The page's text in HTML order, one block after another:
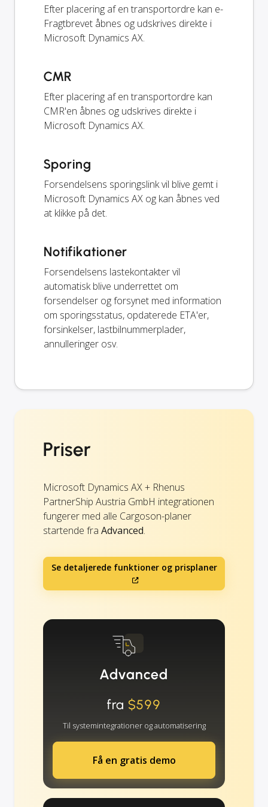
Efter placering af en transportordre kan e-
Fragtbrevet åbnes og udskrives direkte i
Microsoft Dynamics AX.
CMR
Efter placering af en transportordre kan
CMR'en åbnes og udskrives direkte i
Microsoft Dynamics AX.
Sporing
Forsendelsens sporingslink vil blive gemt i
Microsoft Dynamics AX og kan åbnes ved
at klikke på det.
Notifikationer
Forsendelsens lastekontakter vil
automatisk blive underrettet om
forsendelser og forsynet med information
om sporingsstatus, opdaterede ETA'er,
forsinkelser, lastbilnummerplader,
annulleringer osv.
Priser
Microsoft Dynamics AX + Rhenus
PartnerShip Austria GmbH integrationen
fungerer med alle Cargoson-planer
startende fra Advanced.
Se detaljerede funktioner og prisplaner
Advanced
fra $599
Til systemintegrationer og automatisering
Få en gratis demo